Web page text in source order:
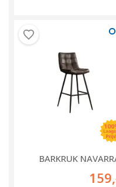
BARKRUK
159